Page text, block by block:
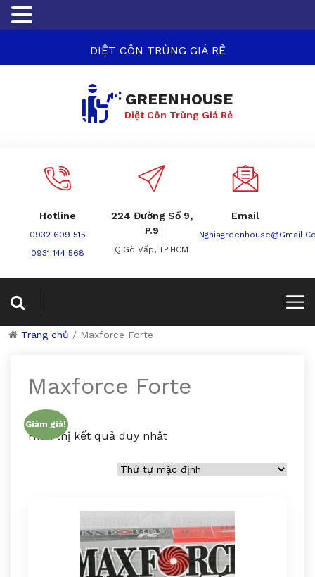
DIỆT CÔN TRÙNG GIÁ RẺ
GREENHOUSE
Diệt Côn Trùng Giá Rẻ
Hotline
0932 609 515
0931 144 568
224 Đường Số 9,
P.9
Q.Gò Vấp, TP.HCM
Email
Trang chủ / Maxforce Forte
Maxforce Forte
Hiển thị kết quả duy nhất
Giảm giá!